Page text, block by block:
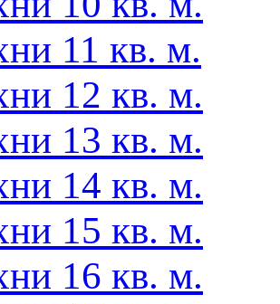
11 кв. м.
12 кв. м.
13 кв. м.
14 кв. м.
15 кв. м.
16 кв. м.